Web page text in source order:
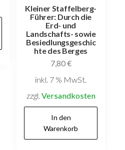
Kleiner Staffelberg-
Führer: Durch die
Erd- und
Landschafts- sowie
Besiedlungsgeschic
hte des Berges
7,80€
inkl. 7 % MwSt.
zzgl. Versandkosten
In den
Warenkorb